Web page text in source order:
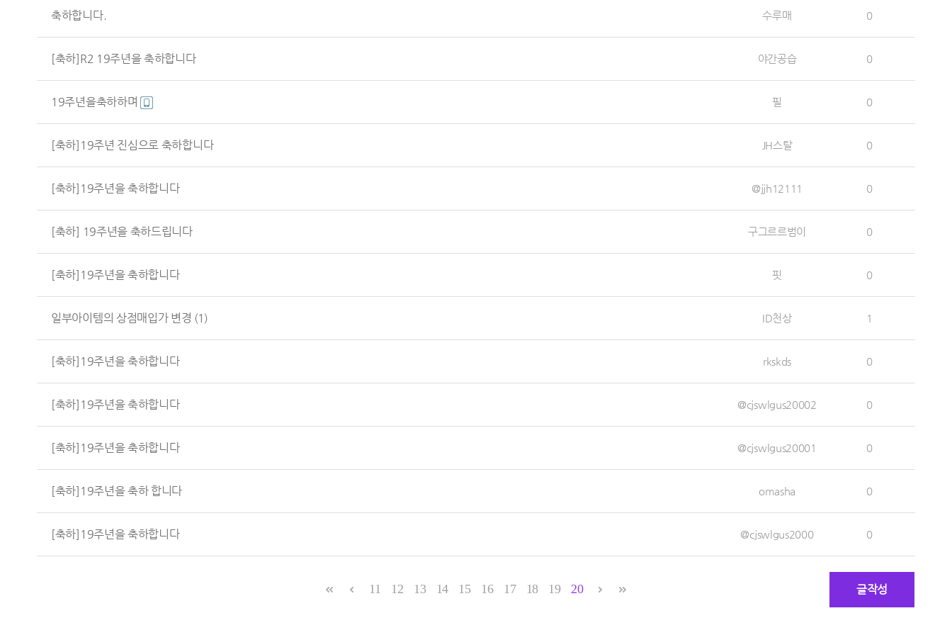
축하합니다. 수루매 0
[축하]R2 19주년을 축하합니다 야간공습 0
19주년을축하하며 필 0
[축하]19주년 진심으로 축하합니다 JH스탈 0
[축하]19주년을 축하합니다 @jjh12111 0
[축하] 19주년을 축하드립니다 구그르르범이 0
[축하]19주년을 축하합니다 핏 0
일부아이템의 상점매입가 변경 (1) ID천상 1
[축하]19주년을 축하합니다 rkskds 0
[축하]19주년을 축하합니다 @cjswlgus20002 0
[축하]19주년을 축하합니다 @cjswlgus20001 0
[축하]19주년을 축하 합니다 omasha 0
[축하]19주년을 축하합니다 @cjswlgus2000 0
11 12 13 14 15 16 17 18 19 20 글작성